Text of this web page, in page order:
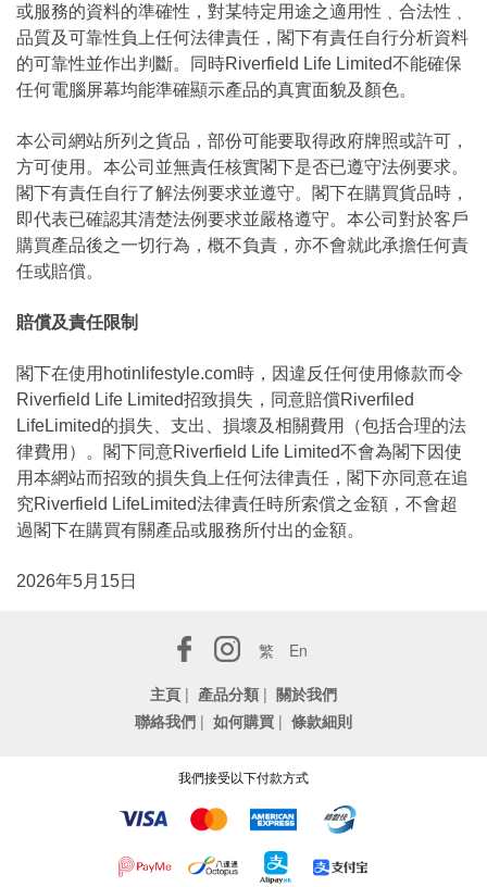
或服務的資料的準確性，對某特定用途之適用性﹑合法性﹑
品質及可靠性負上任何法律責任，閣下有責任自行分析資料
的可靠性並作出判斷。同時Riverfield Life Limited不能確保
任何電腦屏幕均能準確顯示產品的真實面貌及顏色。
本公司網站所列之貨品，部份可能要取得政府牌照或許可，
方可使用。本公司並無責任核實閣下是否已遵守法例要求。
閣下有責任自行了解法例要求並遵守。閣下在購買貨品時，
即代表已確認其清楚法例要求並嚴格遵守。本公司對於客戶
購買產品後之一切行為，概不負責，亦不會就此承擔任何責
任或賠償。
賠償及責任限制
閣下在使用hotinlifestyle.com時，因違反任何使用條款而令
Riverfield Life Limited招致損失，同意賠償Riverfiled
LifeLimited的損失、支出、損壞及相關費用（包括合理的法
律費用）。閣下同意Riverfield Life Limited不會為閣下因使
用本網站而招致的損失負上任何法律責任，閣下亦同意在追
究Riverfield LifeLimited法律責任時所索償之金額，不會超
過閣下在購買有關產品或服務所付出的金額。
2026年5月15日
繁
En
主頁 | 產品分類 | 關於我們
聯絡我們 | 如何購買 | 條款細則
我們接受以下付款方式